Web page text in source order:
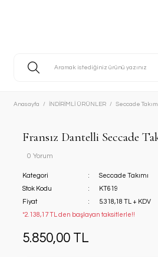
Anasayfa İNDİRİMLİ ÜRÜNLER Seccade Takımı
Fransız Dantelli Seccade
0 Yorum
Kategori
Seccade Takımı
Stok Kodu
KT619
Fiyat
5.318,18 TL + KDV
*2.138,17 TL den başlayan taksitlerle!!
5.850,00 TL